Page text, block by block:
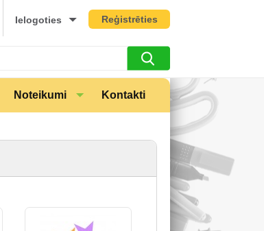
Ielogoties Reģistrēties
Noteikumi Kontakti